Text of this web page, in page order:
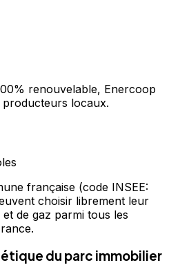
renouvelable, Enercoop
locaux.
française (code INSEE:
choisir librement leur
de gaz parmi tous les
du parc immobilier